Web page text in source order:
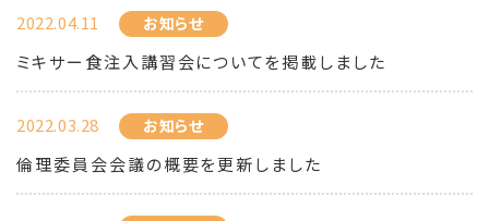
2022.04.11 お知らせ
ミキサー食注入講習会についてを掲載しました
2022.03.28 お知らせ
倫理委員会会議の概要を更新しました